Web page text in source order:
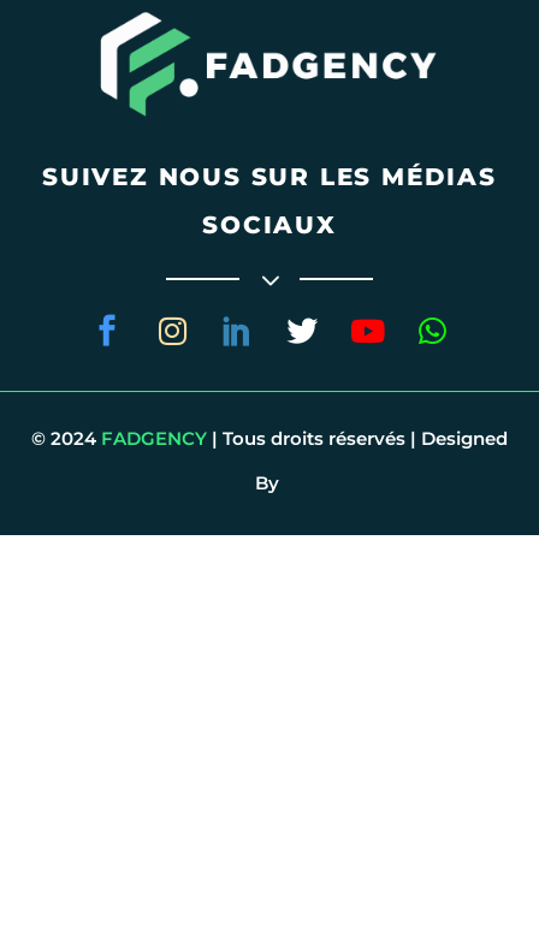
SUIVEZ NOUS SUR LES MÉDIAS
SOCIAUX
© 2024 FADGENCY | Tous droits réservés | Designed
By